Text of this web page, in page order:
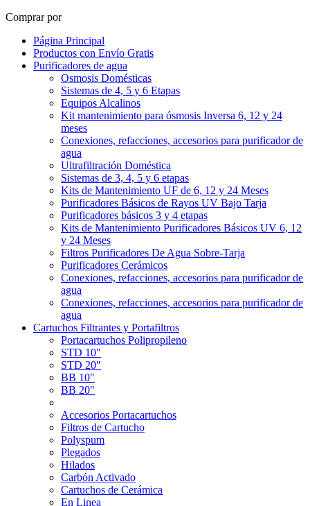
Comprar por
Página Principal
Productos con Envío Gratis
Purificadores de agua
Osmosis Domésticas
Sistemas de 4, 5 y 6 Etapas
Equipos Alcalinos
Kit mantenimiento para ósmosis Inversa 6, 12 y 24
meses
Conexiones, refacciones, accesorios para purificador de
agua
Ultrafiltración Doméstica
Sistemas de 3, 4, 5 y 6 etapas
Kits de Mantenimiento UF de 6, 12 y 24 Meses
Purificadores Básicos de Rayos UV Bajo Tarja
Purificadores básicos 3 y 4 etapas
Kits de Mantenimiento Purificadores Básicos UV 6, 12
y 24 Meses
Filtros Purificadores De Agua Sobre-Tarja
Purificadores Cerámicos
Conexiones, refacciones, accesorios para purificador de
agua
Conexiones, refacciones, accesorios para purificador de
agua
Cartuchos Filtrantes y Portafiltros
Portacartuchos Polipropileno
STD 10"
STD 20"
BB 10"
BB 20"
Accesorios Portacartuchos
Filtros de Cartucho
Polyspum
Plegados
Hilados
Carbón Activado
Cartuchos de Cerámica
En Linea